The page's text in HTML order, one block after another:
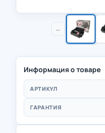
←
Информация о товаре
АРТИКУЛ
ГАРАНТИЯ